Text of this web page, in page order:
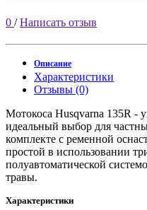
0 /Написать отзыв
Описание
Характеристики
Отзывы (0)
Мотокоса Husqvarna 135R -
идеальный выбор для
комплекте с ременной
простой в использовании
полуавтоматической
травы.
Характеристики